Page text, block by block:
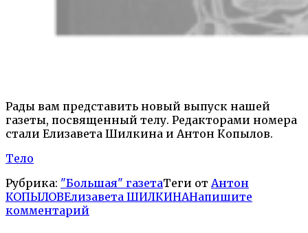
Рады вам представить новый выпуск нашей
газеты, посвященный телу. Редакторами номера
стали Елизавета Шилкина и Антон Копылов.
Тело
Рубрика: "Большая" газетаТеги от Антон
КОПЫЛОВЕлизавета ШИЛКИНАНапишите
комментарий